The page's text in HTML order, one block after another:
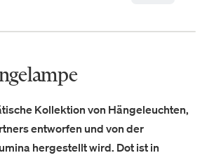
Kollektion von Hängeleuchten,
entworfen und von der
hergestellt wird. Dot ist in